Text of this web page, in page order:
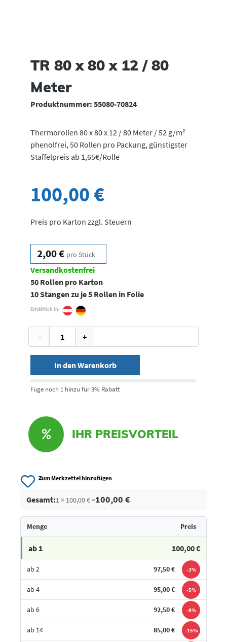
TR 80 x 80 x 12 / 80
Meter
Produktnummer:55080-70824
Thermorollen 80 x 80 x 12 / 80 Meter / 52 g/m²
phenolfrei, 50 Rollen pro Packung, günstigster
Staffelpreis ab 1,65€/Rolle
100,00 €
Preis pro Karton zzgl. Steuern
2,00 € pro Stück
Versandkostenfrei
50 Rollen pro Karton
10 Stangen zu je 5 Rollen in Folie
Erhältlich in:
− +
In den Warenkorb
Füge noch 1 hinzu für 3% Rabatt
IHR PREISVORTEIL
Zum Merkzettel hinzufügen
Gesamt:1 × 100,00 € =100,00 €
Menge Preis
ab 1 100,00 €
ab 2 97,50 € -3%
ab 4 95,00 € -5%
ab 6 92,50 € -8%
ab 14 85,00 € -15%